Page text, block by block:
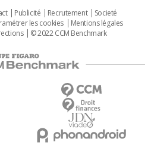
Publicité Recrutement
Societé
les cookies
Mentions légales
© 2022 CCM Benchmark